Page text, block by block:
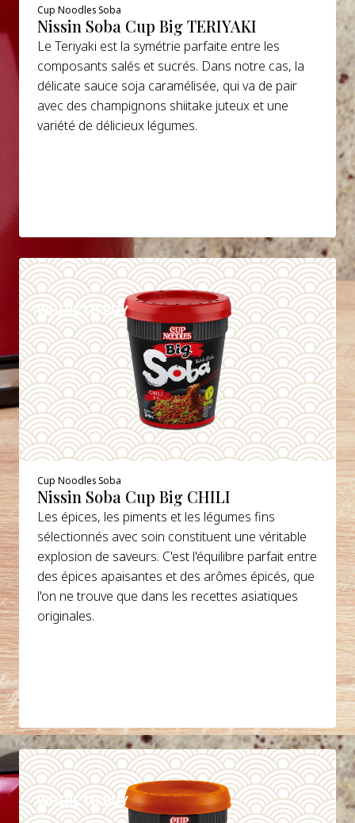
Cup Noodles Soba
Nissin Soba Cup Big TERIYAKI
Le Teriyaki est la symétrie parfaite entre les
composants salés et sucrés. Dans notre cas, la
délicate sauce soja caramélisée, qui va de pair
avec des champignons shiitake juteux et une
variété de délicieux légumes.
WHERE TO BUY
DETAILS
Cup Noodles Soba
Nissin Soba Cup Big CHILI
Les épices, les piments et les légumes fins
sélectionnés avec soin constituent une véritable
explosion de saveurs. C'est l'équilibre parfait entre
des épices apaisantes et des arômes épicés, que
l'on ne trouve que dans les recettes asiatiques
originales.
WHERE TO BUY
DETAILS